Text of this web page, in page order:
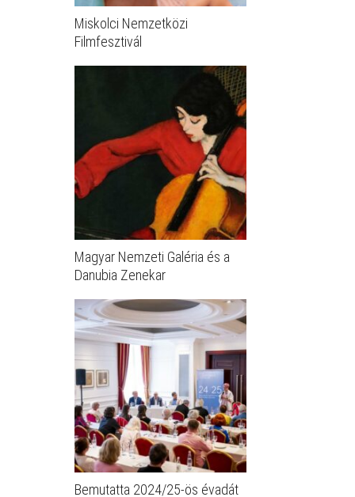
Miskolci Nemzetközi
Filmfesztivál
Magyar Nemzeti Galéria és a
Danubia Zenekar
Bemutatta 2024/25-ös évadát